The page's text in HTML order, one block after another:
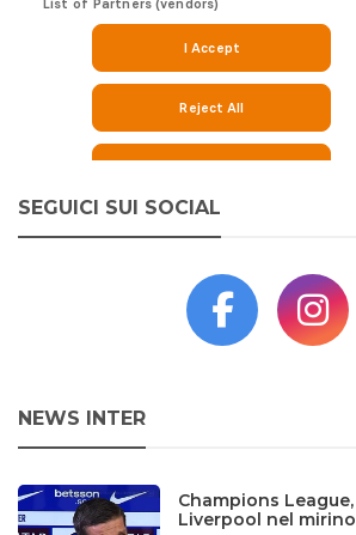
SEGUICI SUI SOCIAL
NEWS INTER
Champions League,
Liverpool nel